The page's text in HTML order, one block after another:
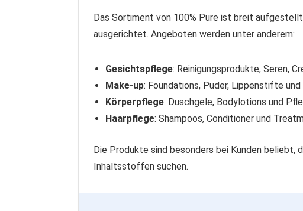
Das Sortiment von 100% Pure ist breit
ausgerichtet. Angeboten werden unter anderem:
Gesichtspflege: Reinigungsprodukte, Seren,
Make-up: Foundations, Puder, Lippenstifte
Körperpflege: Duschgele, Bodylotions und
Haarpflege: Shampoos, Conditioner und
Die Produkte sind besonders bei Kunden beliebt,
Inhaltsstoffen suchen.